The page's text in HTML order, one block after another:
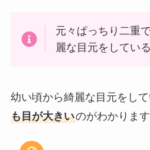
元々ぱっちり二重
麗な目元をしている
幼い頃から綺麗な目元をして
も目が大きいのがわかります